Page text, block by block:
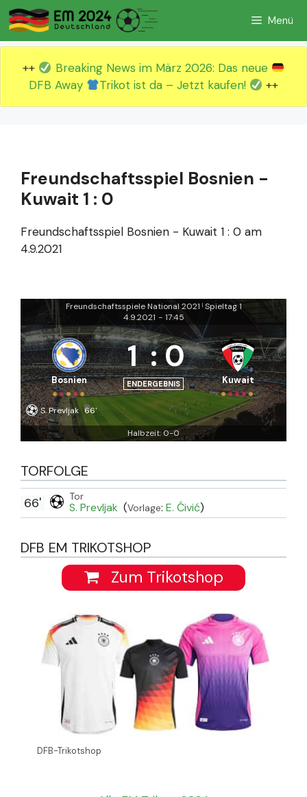
Zum
Inhalt
springen
Menü
++
Breaking News im März 2026: Das neue
DFB Away
Trikot ist da – Jetzt kaufen! ++
Freundschaftsspiel Bosnien -
Kuwait 1 : 0
Freundschaftsspiel Bosnien - Kuwait 1 : 0 am
4.9.2021
Freundschaftsspiele National 2021 | Spieltag 1
4.9.2021 - 17:45
Bosnien
1 :0
ENDERGEBNIS Kuwait
S. Prevljak 66'
Halbzeit: 0-0
TORFOLGE
Tor
S. Prevljak (Vorlage: E. Ćivić)
66'
DFB EM TRIKOTSHOP
Zum Trikotshop
DFB-Trikotshop